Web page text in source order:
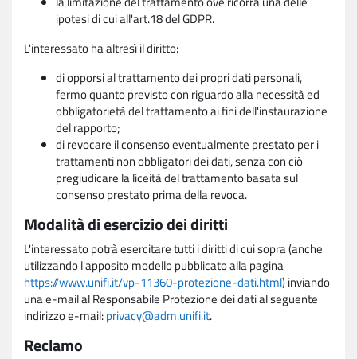
ipotesi di cui all'art.18 del GDPR.
L'interessato ha altresì il diritto:
di opporsi al trattamento dei propri dati personali,
fermo quanto previsto con riguardo alla necessità ed
obbligatorietà del trattamento ai fini dell'instaurazione
del rapporto;
di revocare il consenso eventualmente prestato per i
trattamenti non obbligatori dei dati, senza con ciò
pregiudicare la liceità del trattamento basata sul
consenso prestato prima della revoca.
Modalità di esercizio dei diritti
L'interessato potrà esercitare tutti i diritti di cui sopra (anche
utilizzando l'apposito modello pubblicato alla pagina
https://www.unifi.it/vp-11360-protezione-dati.html) inviando
una e-mail al Responsabile Protezione dei dati al seguente
indirizzo e-mail:privacy@adm.unifi.it.
Reclamo